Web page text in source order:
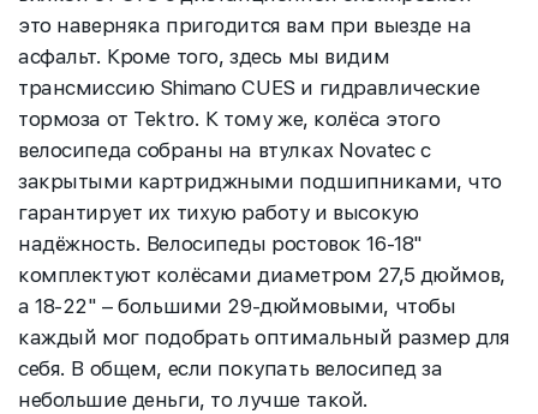
это наверняка пригодится вам при выезде на
асфальт. Кроме того, здесь мы видим
трансмиссию Shimano CUES и гидравлические
тормоза от Tektro. К тому же, колёса этого
велосипеда собраны на втулках Novatec с
закрытыми картриджными подшипниками, что
гарантирует их тихую работу и высокую
надёжность. Велосипеды ростовок 16-18"
комплектуют колёсами диаметром 27,5 дюймов,
а 18-22" – большими 29-дюймовыми, чтобы
каждый мог подобрать оптимальный размер для
себя. В общем, если покупать велосипед за
небольшие деньги, то лучше такой.